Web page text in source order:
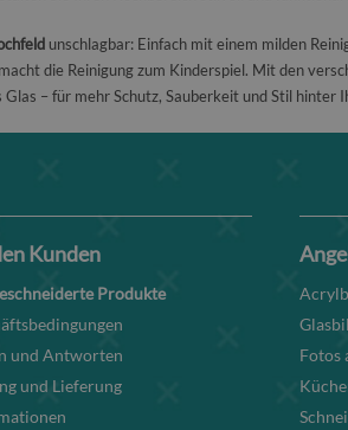
unschlagbar: Einfach mit einem milden
die Reinigung zum Kinderspiel. Mit den
– für mehr Schutz, Sauberkeit und Stil hinter
Kunden
Produkte
und Antworten
und Lieferung
Fotos